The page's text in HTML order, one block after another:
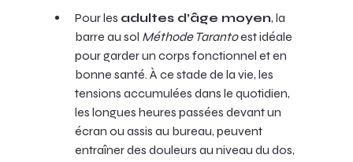
Pour les adultes d’âge moyen, la
barre au sol Méthode Taranto est idéale
pour garder un corps fonctionnel et en
bonne santé. À ce stade de la vie, les
tensions accumulées dans le quotidien,
les longues heures passées devant un
écran ou assis au bureau, peuvent
entraîner des douleurs au niveau du dos,